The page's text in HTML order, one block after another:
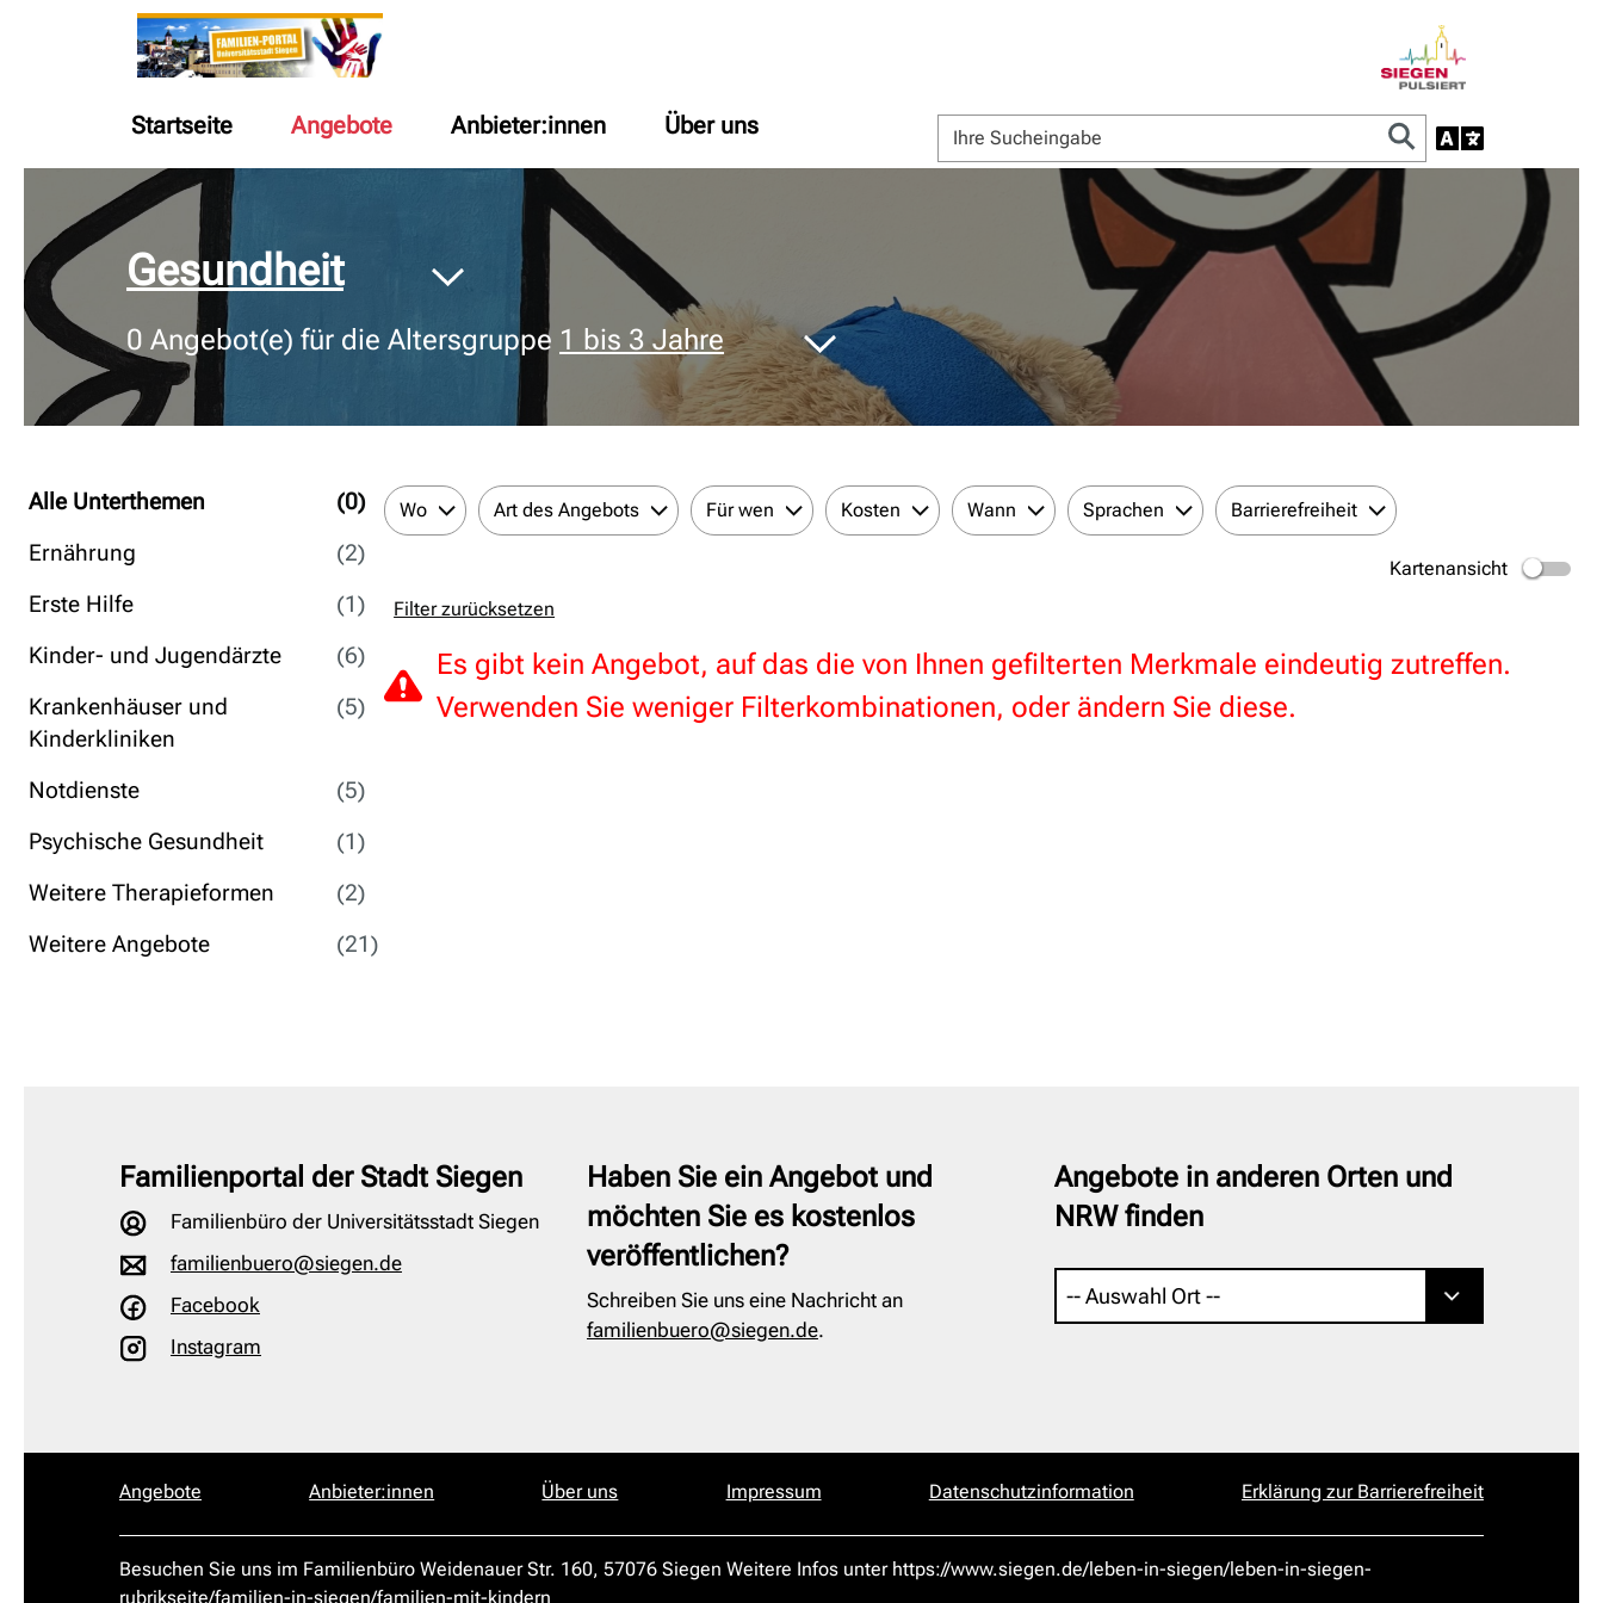
Startseite Angebote Anbieter:innen Über uns
© Bildnachweis
Gesundheit
0 Angebot(e) für die Altersgruppe 1 bis 3 Jahre
Alle Unterthemen
(0)
Ernährung
(2)
Erste Hilfe
(1)
Kinder- und Jugendärzte
(6)
Krankenhäuser und
Kinderkliniken
(5)
Notdienste
(5)
Psychische Gesundheit
(1)
Weitere Therapieformen
(2)
Weitere Angebote
(21)
Wo Art des Angebots Für wen Kosten Wann Sprachen Barrierefreiheit
Kartenansicht
Filter zurücksetzen
Es gibt kein Angebot, auf das die von Ihnen gefilterten Merkmale eindeutig zutreffen.
Verwenden Sie weniger Filterkombinationen, oder ändern Sie diese.
Familienportal der Stadt Siegen
Familienbüro der Universitätsstadt Siegen
familienbuero@siegen.de
Facebook
Instagram
Haben Sie ein Angebot und
möchten Sie es kostenlos
veröffentlichen?
Schreiben Sie uns eine Nachricht an
familienbuero@siegen.de.
Angebote in anderen Orten und
NRW finden
Angebote Anbieter:innen Über uns Impressum Datenschutzinformation Erklärung zur Barrierefreiheit
Besuchen Sie uns im Familienbüro Weidenauer Str. 160, 57076 Siegen Weitere Infos unter https://www.siegen.de/leben-in-siegen/leben-in-siegen-
rubrikseite/familien-in-siegen/familien-mit-kindern